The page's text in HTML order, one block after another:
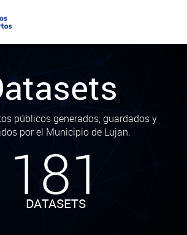
públicos generados, guardados y
por el Municipio de Lujan.
181
DATASETS